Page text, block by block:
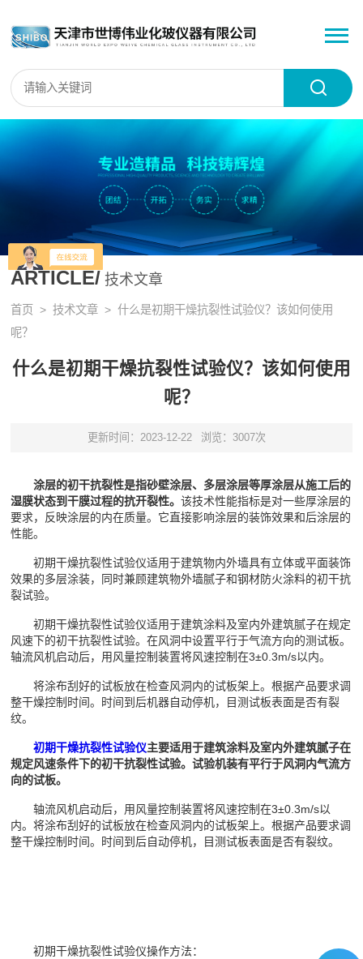
ARTICLE/ 技术文章
首页 >技术文章 > 什么是初期干燥抗裂性试验仪？该如何使用
呢？
什么是初期干燥抗裂性试验仪？该如何使用
呢？
更新时间：2023-12-22 浏览：3007次
涂层的初干抗裂性是指砂壁涂层、多层涂层等厚涂层从施工后的
湿膜状态到干膜过程的抗开裂性。该技术性能指标是对一些厚涂层的
要求，反映涂层的内在质量。它直接影响涂层的装饰效果和后涂层的
性能。
初期干燥抗裂性试验仪适用于建筑物内外墙具有立体或平面装饰
效果的多层涂装，同时兼顾建筑物外墙腻子和钢材防火涂料的初干抗
裂试验。
初期干燥抗裂性试验仪适用于建筑涂料及室内外建筑腻子在规定
风速下的初干抗裂性试验。在风洞中设置平行于气流方向的测试板。
轴流风机启动后，用风量控制装置将风速控制在3±0.3m/s以内。
将涂布刮好的试​​板放在检查风洞内的试板架上。根据产品要求调
整干燥控制时间。时间到后机器自动停机，目测试板表面是否有裂
纹。
初期干燥抗裂性试验仪主要适用于建筑涂料及室内外建筑腻子在
规定风速条件下的初干抗裂性试验。试验机装有平行于风洞内气流方
向的试板。
轴流风机启动后，用风量控制装置将风速控制在3±0.3m/s以
内。将涂布刮好的试​​板放在检查风洞内的试板架上。根据产品要求调
整干燥控制时间。时间到后自动停机，目测试板表面是否有裂纹。
初期干燥抗裂性试验仪操作方法：